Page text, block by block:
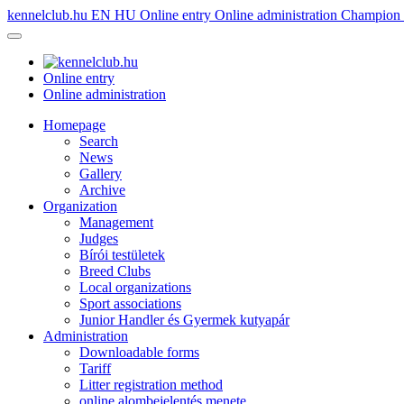
kennelclub.hu EN HU Online entry Online administration Champion
Online entry
Online administration
Homepage
Search
News
Gallery
Archive
Organization
Management
Judges
Bírói testületek
Breed Clubs
Local organizations
Sport associations
Junior Handler és Gyermek kutyapár
Administration
Downloadable forms
Tariff
Litter registration method
online alombejelentés menete